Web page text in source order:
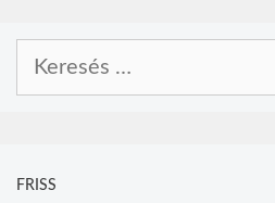
FRISS